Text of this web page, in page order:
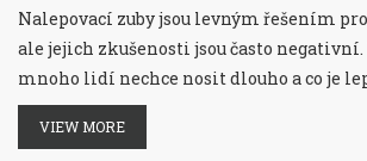
Nalepovací zuby jsou levným řešením
ale jejich zkušenosti jsou často negativní.
mnoho lidí nechce nosit dlouho a co je
VIEW MORE